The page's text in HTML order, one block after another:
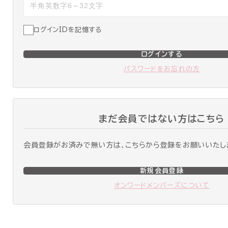
ログインIDを記憶する
ログインする
パスワードをお忘れの方
まだ会員ではない方はこちら
会員登録がお済みで無い方は、こちらから登録をお願いいたし
新規会員登録
オンワードメンバーズについて